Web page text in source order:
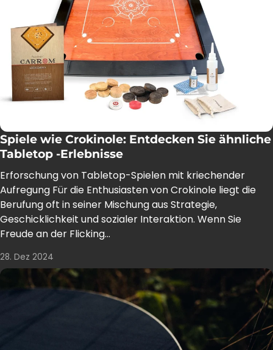
Spiele wie Crokinole: Entdecken Sie ähnliche
Tabletop -Erlebnisse
Erforschung von Tabletop-Spielen mit kriechender
Aufregung Für die Enthusiasten von Crokinole liegt die
Berufung oft in seiner Mischung aus Strategie,
Geschicklichkeit und sozialer Interaktion. Wenn Sie
Freude an der Flicking...
28. Dez 2024